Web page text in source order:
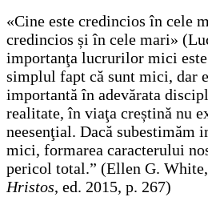
«Cine este credincios în cele
credincios și în cele mari»
importanţa lucrurilor mici
simplul fapt că sunt mici, dar
importantă în adevărata
realitate, în viaţa creștină nu
neesenţial. Dacă subestimăm
mici, formarea caracterului
pericol total.” (Ellen G. White,
Hristos, ed. 2015, p. 267)